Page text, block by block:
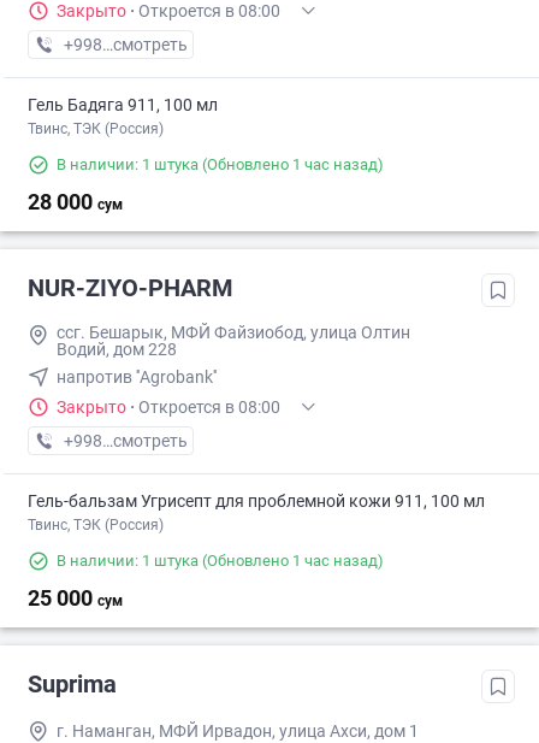
Закрыто · Откроется в 08:00
+998 (99) XXX-XX-XX
смотреть
Гель Бадяга 911, 100 мл
Твинс, ТЭК (Россия)
В наличии: 1 штука (Обновлено 1 час назад)
28 000 сум
NUR-ZIYO-PHARM
ссг. Бешарык, МФЙ Файзиобод, улица Олтин
Водий, дом 228
напротив ''Agrobank''
Закрыто · Откроется в 08:00
+998 (93) XXX-XX-XX
смотреть
Гель-бальзам Угрисепт для проблемной кожи 911, 100 мл
Твинс, ТЭК (Россия)
В наличии: 1 штука (Обновлено 1 час назад)
25 000 сум
Suprima
г. Наманган, МФЙ Ирвадон, улица Ахси, дом 1